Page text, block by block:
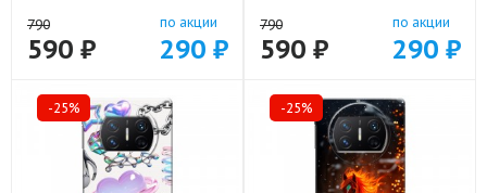
790
590 ₽
по акции
290 ₽
790
590 ₽
по акции
290 ₽
-25% -25%